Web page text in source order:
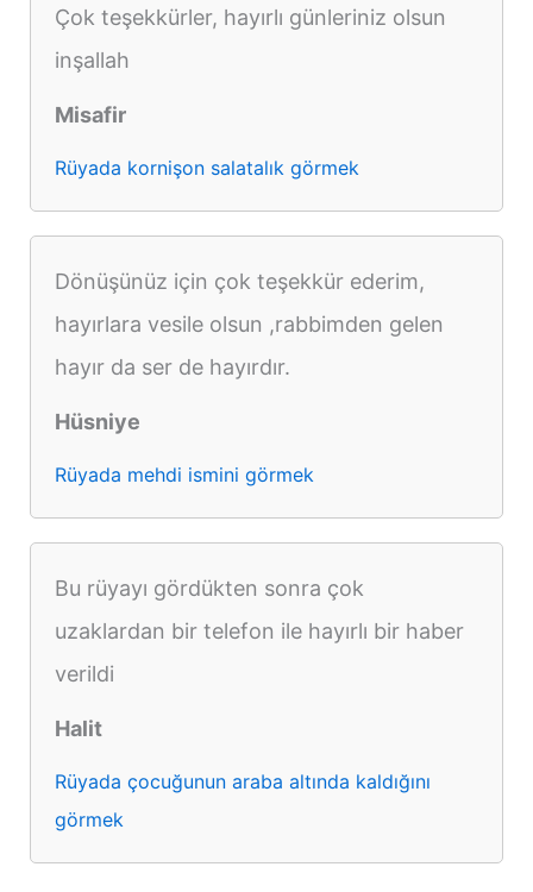
Çok teşekkürler, hayırlı günleriniz olsun
inşallah
Misafir
Rüyada kornişon salatalık görmek
Dönüşünüz için çok teşekkür ederim,
hayırlara vesile olsun ,rabbimden gelen
hayır da ser de hayırdır.
Hüsniye
Rüyada mehdi ismini görmek
Bu rüyayı gördükten sonra çok
uzaklardan bir telefon ile hayırlı bir haber
verildi
Halit
Rüyada çocuğunun araba altında kaldığını
görmek